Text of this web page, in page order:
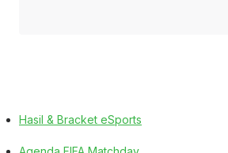
Hasil & Bracket eSports